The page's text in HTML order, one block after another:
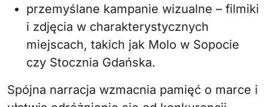
przemyślane kampanie wizualne – filmiki
i zdjęcia w charakterystycznych
miejscach, takich jak Molo w Sopocie
czy Stocznia Gdańska.
Spójna narracja wzmacnia pamięć o marce i